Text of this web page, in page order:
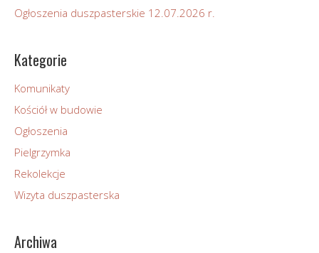
Ogłoszenia duszpasterskie 12.07.2026 r.
Kategorie
Komunikaty
Kościół w budowie
Ogłoszenia
Pielgrzymka
Rekolekcje
Wizyta duszpasterska
Archiwa